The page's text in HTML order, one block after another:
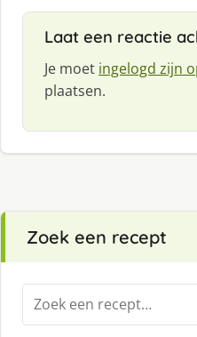
Laat een reactie
Je moet ingelogd zijn
plaatsen.
Zoek een recept
Zoeken
naar: